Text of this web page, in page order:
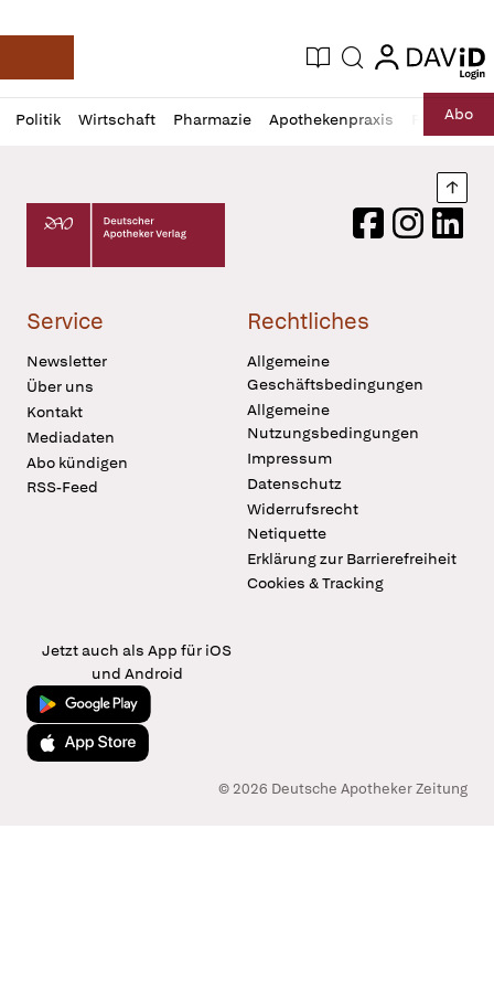
Deutsche Apotheker Zeitung
Aktuelle Ausgabe
Suche login
login
Politik Wirtschaft Pharmazie Apothekenpraxis RechtAbo
Profil
öffnen
Daz
Pur
Deutscher Apotheker Verlag Logo
FacebookInstagram
Service
Newsletter
Über uns
Kontakt
Mediadaten
Abo kündigen
RSS-Feed
Rechtliches
Allgemeine
Geschäftsbedingungen
Allgemeine
Nutzungsbedingungen
Impressum
Datenschutz
Widerrufsrecht
Netiquette
Erklärung zur Barrierefreiheit
Cookies & Tracking
Jetzt auch als App für iOS
und Android
Jetzt bei Google Play
Laden im App Store
© 2026 Deutsche Apotheker Zeitung